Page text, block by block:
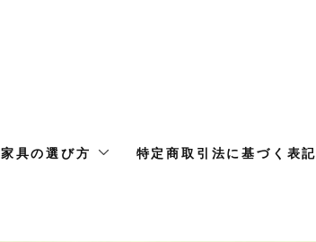
家具の選び方 特定商取引法に基づく表記